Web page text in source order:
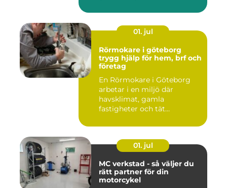
01. jul
Rörmokare i göteborg
trygg hjälp för hem, brf och
företag
En Rörmokare i Göteborg
arbetar i en miljö där
havsklimat, gamla
fastigheter och tät
01. jul
MC verkstad - så väljer du
rätt partner för din
motorcykel